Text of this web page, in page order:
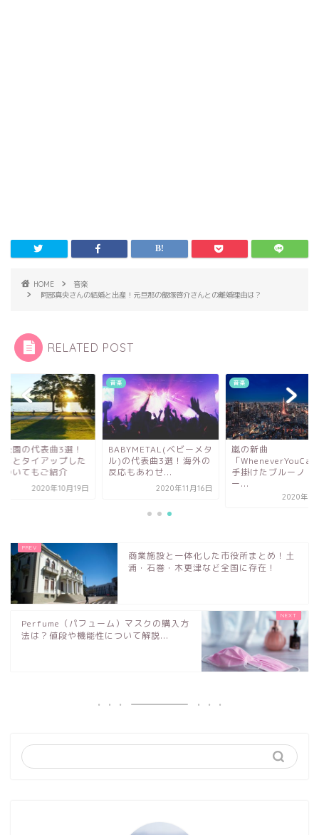
HOME
音楽
阿部真央さんの結婚と出産！元旦那の飯塚啓介さんとの離婚理由は？
RELATED POST
公園の代表曲3選！
メとタイアップした
ついてもご紹介
2020年10月19日
音楽
BABYMETAL(ベビーメタ
ル)の代表曲3選！海外の
反応もあわせ...
2020年11月16日
音楽
嵐の新曲
「
手掛けたブルーノ・
ー...
2020年9
商業施設と一体化した市役所まとめ！土
浦・石巻・木更津など全国に存在！
Perfume（パフューム）マスクの購入方
法は？値段や機能性について解説...